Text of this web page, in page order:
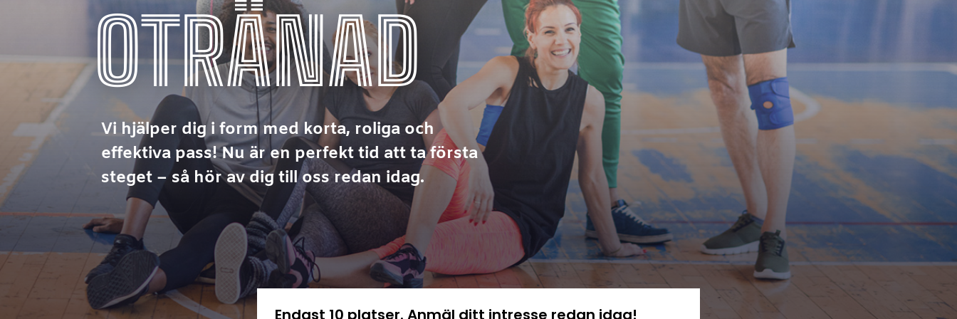
OTRÄNAD
Vi hjälper dig i form med korta, roliga och
effektiva pass! Nu är en perfekt tid att ta första
steget – så hör av dig till oss redan idag.
Endast 10 platser. Anmäl ditt intresse redan idag!